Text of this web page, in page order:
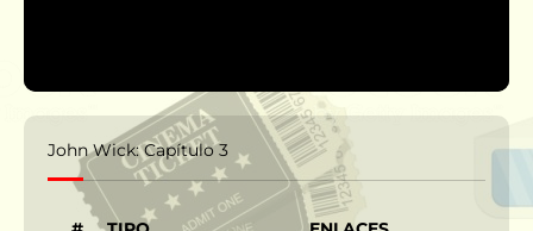
John Wick: Capítulo 3